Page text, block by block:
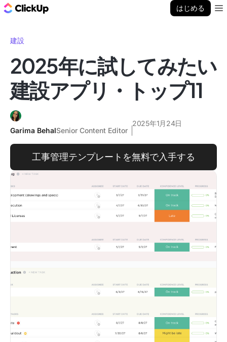
はじめる
建設
2025年に試してみたい
建設アプリ・トップ11
Garima BehalSenior Content Editor
2025年1月24日
工事管理テンプレートを無料で入手する